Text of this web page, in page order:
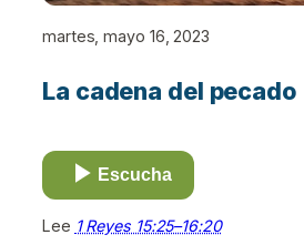
martes, mayo 16, 2023
La cadena del pecado
Escucha
Lee 1 Reyes 15:25–16:20